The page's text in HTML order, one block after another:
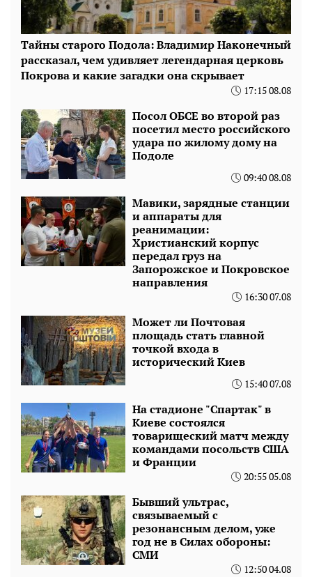
Тайны старого Подола: Владимир Наконечный
рассказал, чем удивляет легендарная церковь
Покрова и какие загадки она скрывает
17:15 08.08
Посол ОБСЕ во второй раз
посетил место российского
удара по жилому дому на
Подоле
09:40 08.08
Мавики, зарядные станции
и аппараты для
реанимации:
Христианский корпус
передал груз на
Запорожское и Покровское
направления
16:30 07.08
Может ли Почтовая
площадь стать главной
точкой входа в
исторический Киев
15:40 07.08
На стадионе "Спартак" в
Киеве состоялся
товарищеский матч между
командами посольств США
и Франции
20:55 05.08
Бывший ультрас,
связываемый с
резонансным делом, уже
год не в Силах обороны:
СМИ
12:50 04.08